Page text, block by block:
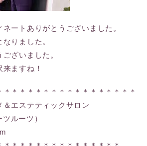
ートありがとうございました。
りました。
ざいました。
ますね！
＊＊＊＊＊＊＊＊＊＊＊＊＊＊＊＊＊
エステティックサロン
ルーツ）